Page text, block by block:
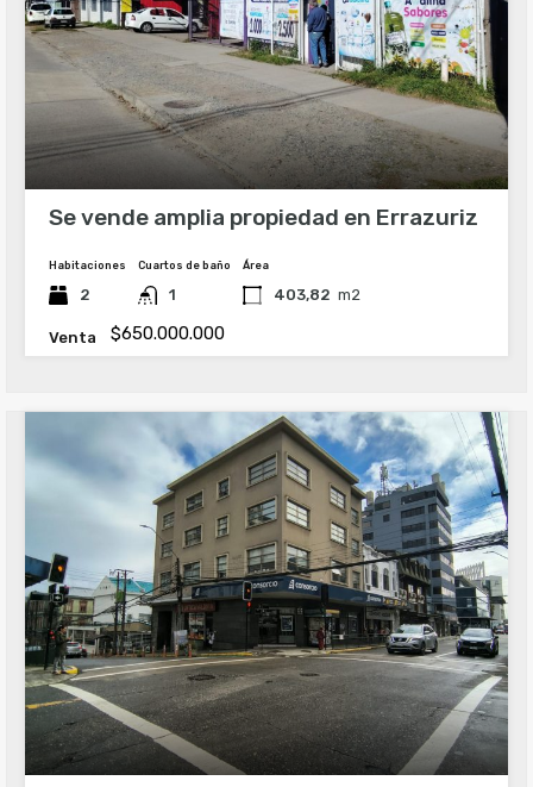
Se vende amplia propiedad en Errazuriz
Habitaciones
2
Cuartos de baño
1
Área
403,82 m2
Venta $650.000.000